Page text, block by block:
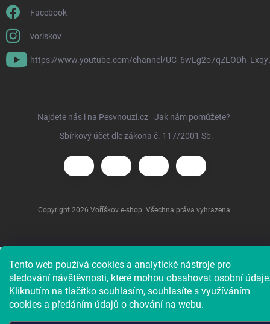
Tento web používá cookies a analytické nástroje pro
sledování návštěvnosti, které mohou obsahovat osobní
Kliknutím na tlačítko souhlasím, souhlasíte s využíváním
cookies a předáním údajů o chování na webu.
Facebook
voriskov
https://www.youtube.com/channel/
Najdete nás i na Pesvnouzi.cz
Jak nám pomůžete?
Sbírkový účet dle zákona č. 117/2001 Sb.
Copyright 2026 Voříškov e-shop. Všechna práva vyhrazena.